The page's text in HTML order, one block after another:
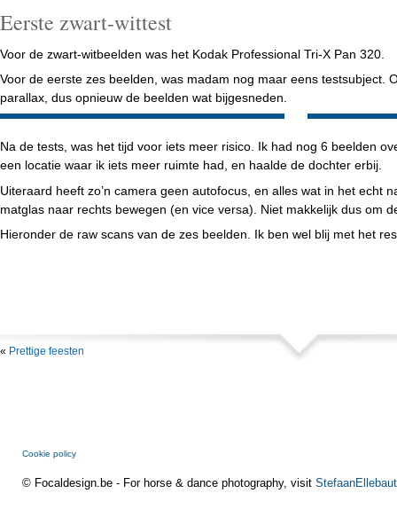
Eerste zwart-wittest
Voor de zwart-witbeelden was het Kodak Professional Tri-X Pan 320.
Voor de eerste zes beelden, was madam nog maar eens testsubject.
parallax, dus opnieuw de beelden wat bijgesneden.
Na de tests, was het tijd voor iets meer risico. Ik had nog 6 beelden
een locatie waar ik iets meer ruimte had, en haalde de dochter erbij.
Uiteraard heeft zo’n camera geen autofocus, en alles wat in het echt
matglas naar rechts bewegen (en vice versa). Niet makkelijk dus om
Hieronder de raw scans van de zes beelden. Ik ben wel blij met het
« Prettige feesten
Cookie policy
© Focaldesign.be - For horse & dance photography, visit